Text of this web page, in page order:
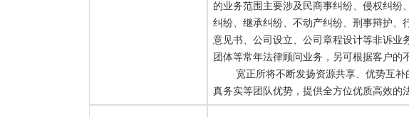
的业务范围主要涉及民商事纠纷、侵权纠纷
纠纷、继承纠纷、不动产纠纷、刑事辩护、
意见书、公司设立、公司章程设计等非诉业
团体等常年法律顾问业务，另可根据客户的
宽正所将不断发扬资源共享、优势互
真务实等团队优势，提供全方位优质高效的